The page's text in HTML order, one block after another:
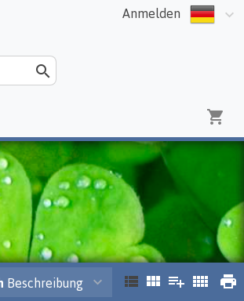
Anmelden
Beschreibung